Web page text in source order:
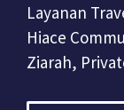
Layanan
Hiace
Ziarah,